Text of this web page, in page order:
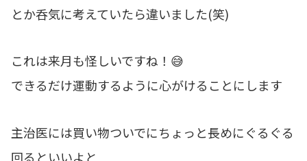
とか呑気に考えていたら違いました(笑)
これは来月も怪しいですね！😅
できるだけ運動するように心がけることにします
主治医には買い物ついでにちょっと長めにぐるぐる
回るといいよと